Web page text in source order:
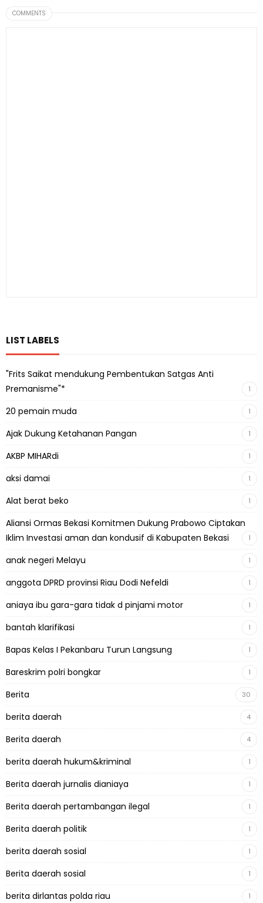
COMMENTS
LIST LABELS
"Frits Saikat mendukung Pembentukan Satgas Anti
Premanisme"*
1
20 pemain muda 1
Ajak Dukung Ketahanan Pangan 1
AKBP MIHARdi 1
aksi damai 1
Alat berat beko 1
Aliansi Ormas Bekasi Komitmen Dukung Prabowo Ciptakan
Iklim Investasi aman dan kondusif di Kabupaten Bekasi
1
anak negeri Melayu 1
anggota DPRD provinsi Riau Dodi Nefeldi 1
aniaya ibu gara-gara tidak d pinjami motor 1
bantah klarifikasi 1
Bapas Kelas I Pekanbaru Turun Langsung 1
Bareskrim polri bongkar 1
Berita 30
berita daerah 4
Berita daerah 4
berita daerah hukum&kriminal 1
Berita daerah jurnalis dianiaya 1
Berita daerah pertambangan ilegal 1
Berita daerah politik 1
berita daerah sosial 1
Berita daerah sosial 1
berita dirlantas polda riau 1